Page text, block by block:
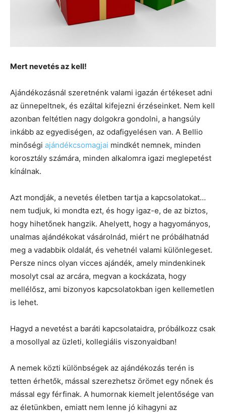
Mert nevetés az kell!
Ajándékozásnál szeretnénk valami igazán értékeset adni
az ünnepeltnek, és ezáltal kifejezni érzéseinket. Nem kell
azonban feltétlen nagy dolgokra gondolni, a hangsúly
inkább az egyediségen, az odafigyelésen van. A Bellio
minőségi ajándékcsomagjai mindkét nemnek, minden
korosztály számára, minden alkalomra igazi meglepetést
kínálnak.
Azt mondják, a nevetés életben tartja a kapcsolatokat…
nem tudjuk, ki mondta ezt, és hogy igaz-e, de az biztos,
hogy hihetőnek hangzik. Ahelyett, hogy a hagyományos,
unalmas ajándékokat vásárolnád, miért ne próbálhatnád
meg a vadabbik oldalát, és vehetnél valami különlegeset.
Persze nincs olyan vicces ajándék, amely mindenkinek
mosolyt csal az arcára, megvan a kockázata, hogy
mellélősz, ami bizonyos kapcsolatokban igen kellemetlen
is lehet.
Hagyd a nevetést a baráti kapcsolataidra, próbálkozz csak
a mosollyal az üzleti, kollegiális viszonyaidban!
A nemek közti különbségek az ajándékozás terén is
tetten érhetők, mással szerezhetsz örömet egy nőnek és
mással egy férfinak. A humornak kiemelt jelentősége van
az életünkben, emiatt nem lenne jó kihagyni az